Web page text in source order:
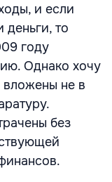
и если
деньги, то
году
Однако хочу
вложены не в
без